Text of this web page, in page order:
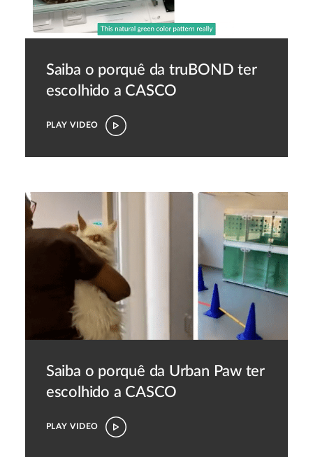
Saiba o porquê da truBOND ter
escolhido a CASCO
PLAY VIDEO
Saiba o porquê da Urban Paw ter
escolhido a CASCO
PLAY VIDEO